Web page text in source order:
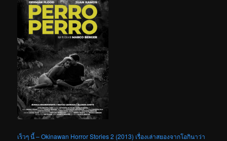
เร็วๆ นี้ – Okinawan Horror Stories 2 (2013) เรื่องเล่าสยองจากโอกินาว่า